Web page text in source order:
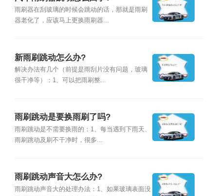
雨刷器在刮玻璃的时候会跳动的话，那就是雨刷
器老化了，应该马上更换雨刷器...
新雨刷跳动怎么办?
解决办法有几个（前提是雨刮片没有问题，玻璃
很干净等）：1、可以把雨刷整...
雨刷跳动是要换雨刷了吗?
雨刷跳动是不需要换雨的：1、每当遇到下雨天、
雨刷跳动及刷不干净时，很多...
雨刷跳动声音大怎么办?
雨刷跳动声音大的处理办法：1、如果玻璃表面没